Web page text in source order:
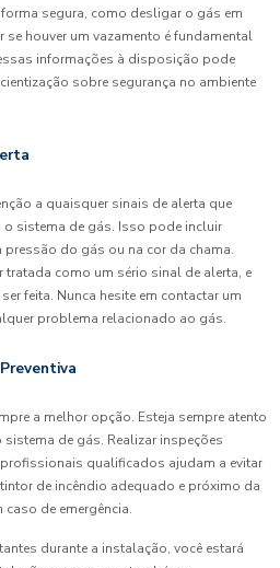
segura, como desligar o gás em
se houver um vazamento é fundamental
informações à disposição pode
sobre segurança no ambiente
a quaisquer sinais de alerta que
sistema de gás. Isso pode incluir
do gás ou na cor da chama.
tratada como um sério sinal de alerta, e
feita. Nunca hesite em contactar um
problema relacionado ao gás.
a melhor opção. Esteja sempre atento
de gás. Realizar inspeções
qualificados ajudam a evitar
de incêndio adequado e próximo da
de emergência.
durante a instalação, você estará